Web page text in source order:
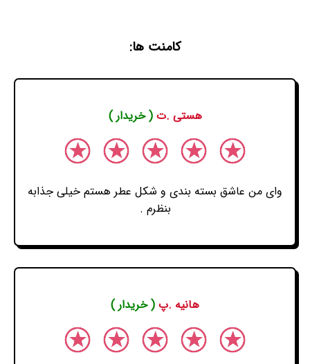
کامنت ها:
هستی .ت( خریدار )
وای من عاشق بسته بندی و شکل عطر هستم خیلی جذابه
بنظرم .
هانیه .پ ( خریدار )